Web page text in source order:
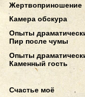
Жертвоприношение
Камера обскура
Опыты
Пир после чумы
Опыты
Каменный гость
Счастье моё